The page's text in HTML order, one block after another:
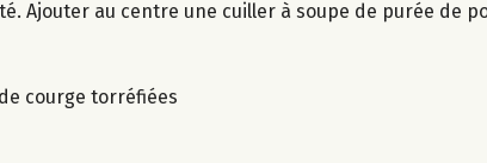
Ajouter au centre une cuiller à soupe de purée de
courge torréfiées